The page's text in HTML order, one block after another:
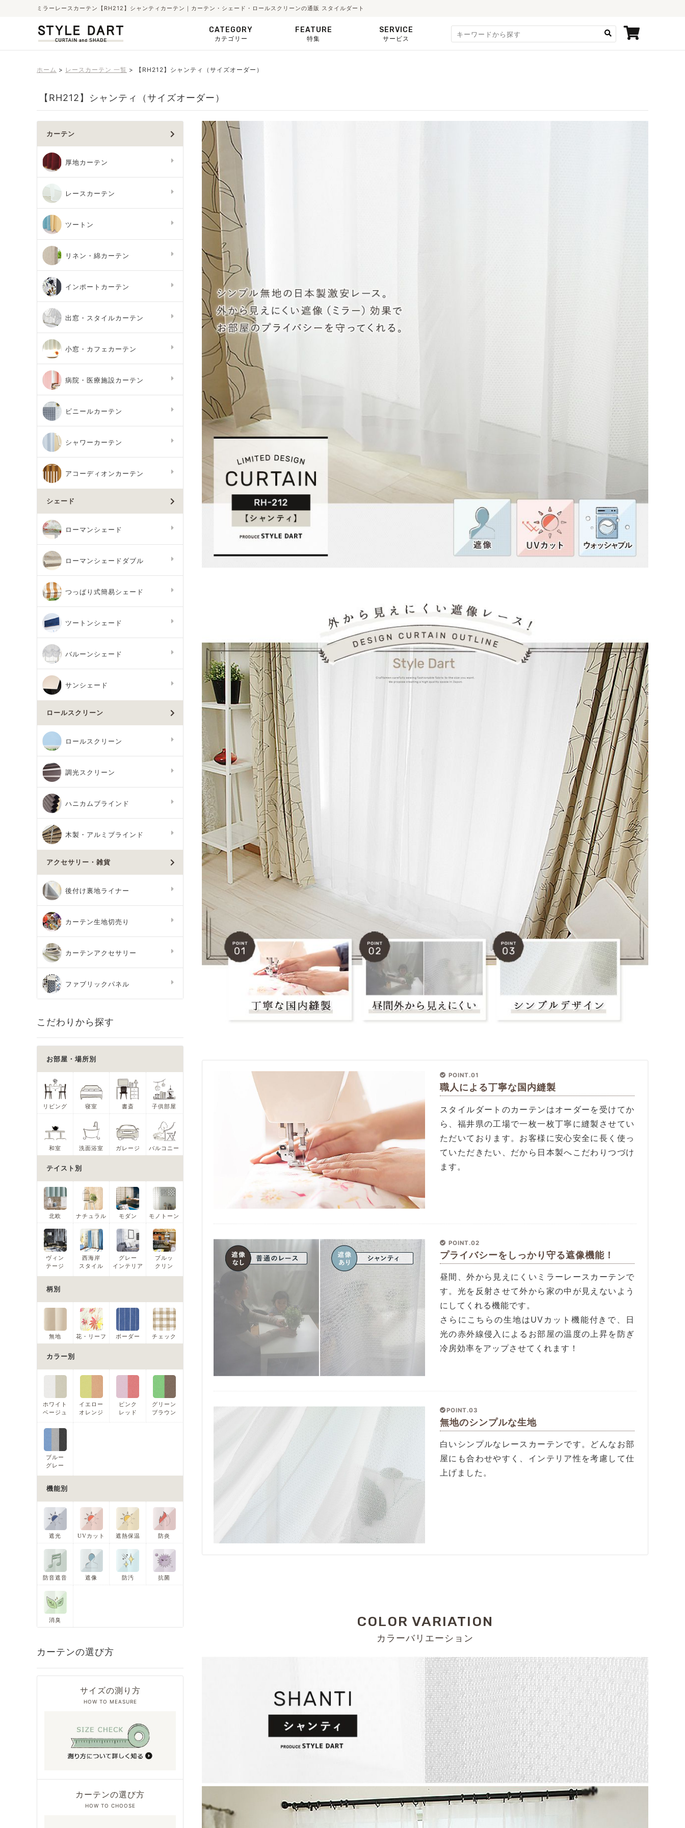
ミラーレースカーテン【RH212】シャンティカーテン｜カーテン・シェード・ロールスクリーンの通販 スタイルダート
CATEGORY
カテゴリー
FEATURE
特集
SERVICE
サービス
ホーム レースカーテン 一覧 【RH212】シャンティ（サイズオーダー）
【RH212】シャンティ（サイズオーダー）
POINT.01
職人による丁寧な国内縫製
スタイルダートのカーテンはオーダーを受けてか
ら、福井県の工場で一枚一枚丁寧に縫製させてい
ただいております。お客様に安心安全に長く使っ
ていただきたい、だから日本製へこだわりつづけ
ます。
POINT.02
プライバシーをしっかり守る遮像機能！
昼間、外から見えにくいミラーレースカーテンで
す。光を反射させて外から家の中が見えないよう
にしてくれる機能です。
さらにこちらの生地はUVカット機能付きで、日
光の赤外線侵入によるお部屋の温度の上昇を防ぎ
冷房効率をアップさせてくれます！
POINT.03
無地のシンプルな生地
白いシンプルなレースカーテンです。どんなお部
屋にも合わせやすく、インテリア性を考慮して仕
上げました。
COLOR VARIATION
カラーバリエーション
カーテン
厚地カーテン
レースカーテン
ツートン
リネン・綿カーテン
インポートカーテン
出窓・スタイルカーテン
小窓・カフェカーテン
病院・医療施設カーテン
ビニールカーテン
シャワーカーテン
アコーディオンカーテン
シェード
ローマンシェード
ローマンシェードダブル
つっぱり式簡易シェード
ツートンシェード
バルーンシェード
サンシェード
ロールスクリーン
ロールスクリーン
調光スクリーン
ハニカムブラインド
木製・アルミブラインド
アクセサリー・雑貨
後付け裏地ライナー
カーテン生地切売り
カーテンアクセサリー
ファブリックパネル
こだわりから探す
お部屋・場所別
リビング 寝室 書斎 子供部屋
和室 洗面浴室 ガレージ バルコニー
テイスト別
北欧 ナチュラル モダン モノトーン
ヴィン
テージ
西海岸
スタイル
グレー
インテリア
ブルッ
クリン
柄別
無地 花・リーフ ボーダー チェック
カラー別
ホワイト
ベージュ
イエロー
オレンジ
ピンク
レッド
グリーン
ブラウン
ブルー
グレー
機能別
遮光 UVカット 遮熱保温 防炎
防音遮音 遮像 防汚 抗菌
消臭
カーテンの選び方
サイズの測り方
HOW TO MEASURE
カーテンの選び方
HOW TO CHOOSE